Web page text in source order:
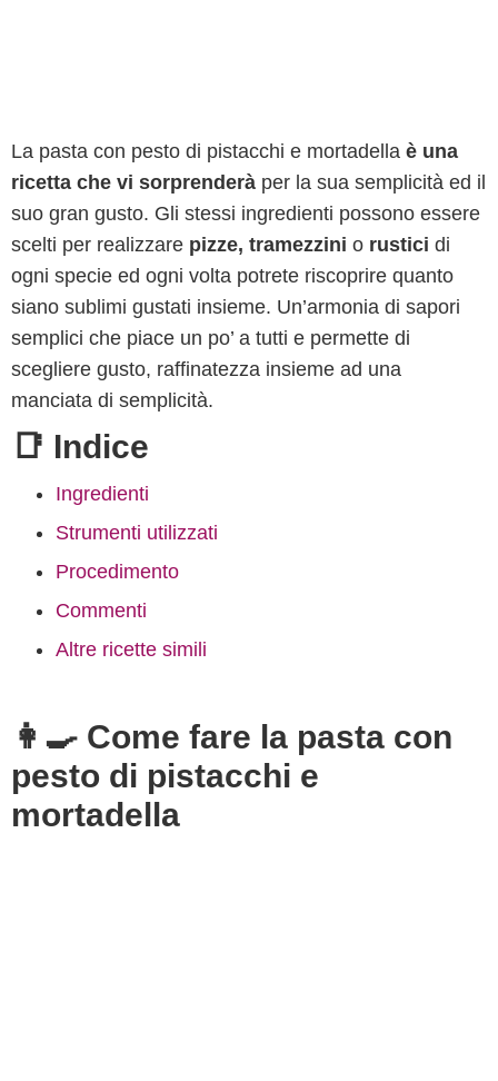
La pasta con pesto di pistacchi e mortadella è una
ricetta che vi sorprenderà per la sua semplicità ed il
suo gran gusto. Gli stessi ingredienti possono essere
scelti per realizzare pizze, tramezzini o rustici di
ogni specie ed ogni volta potrete riscoprire quanto
siano sublimi gustati insieme. Un’armonia di sapori
semplici che piace un po’ a tutti e permette di
scegliere gusto, raffinatezza insieme ad una
manciata di semplicità.
📑 Indice
Ingredienti
Strumenti utilizzati
Procedimento
Commenti
Altre ricette simili
👩‍🍳 Come fare la pasta con
pesto di pistacchi e
mortadella